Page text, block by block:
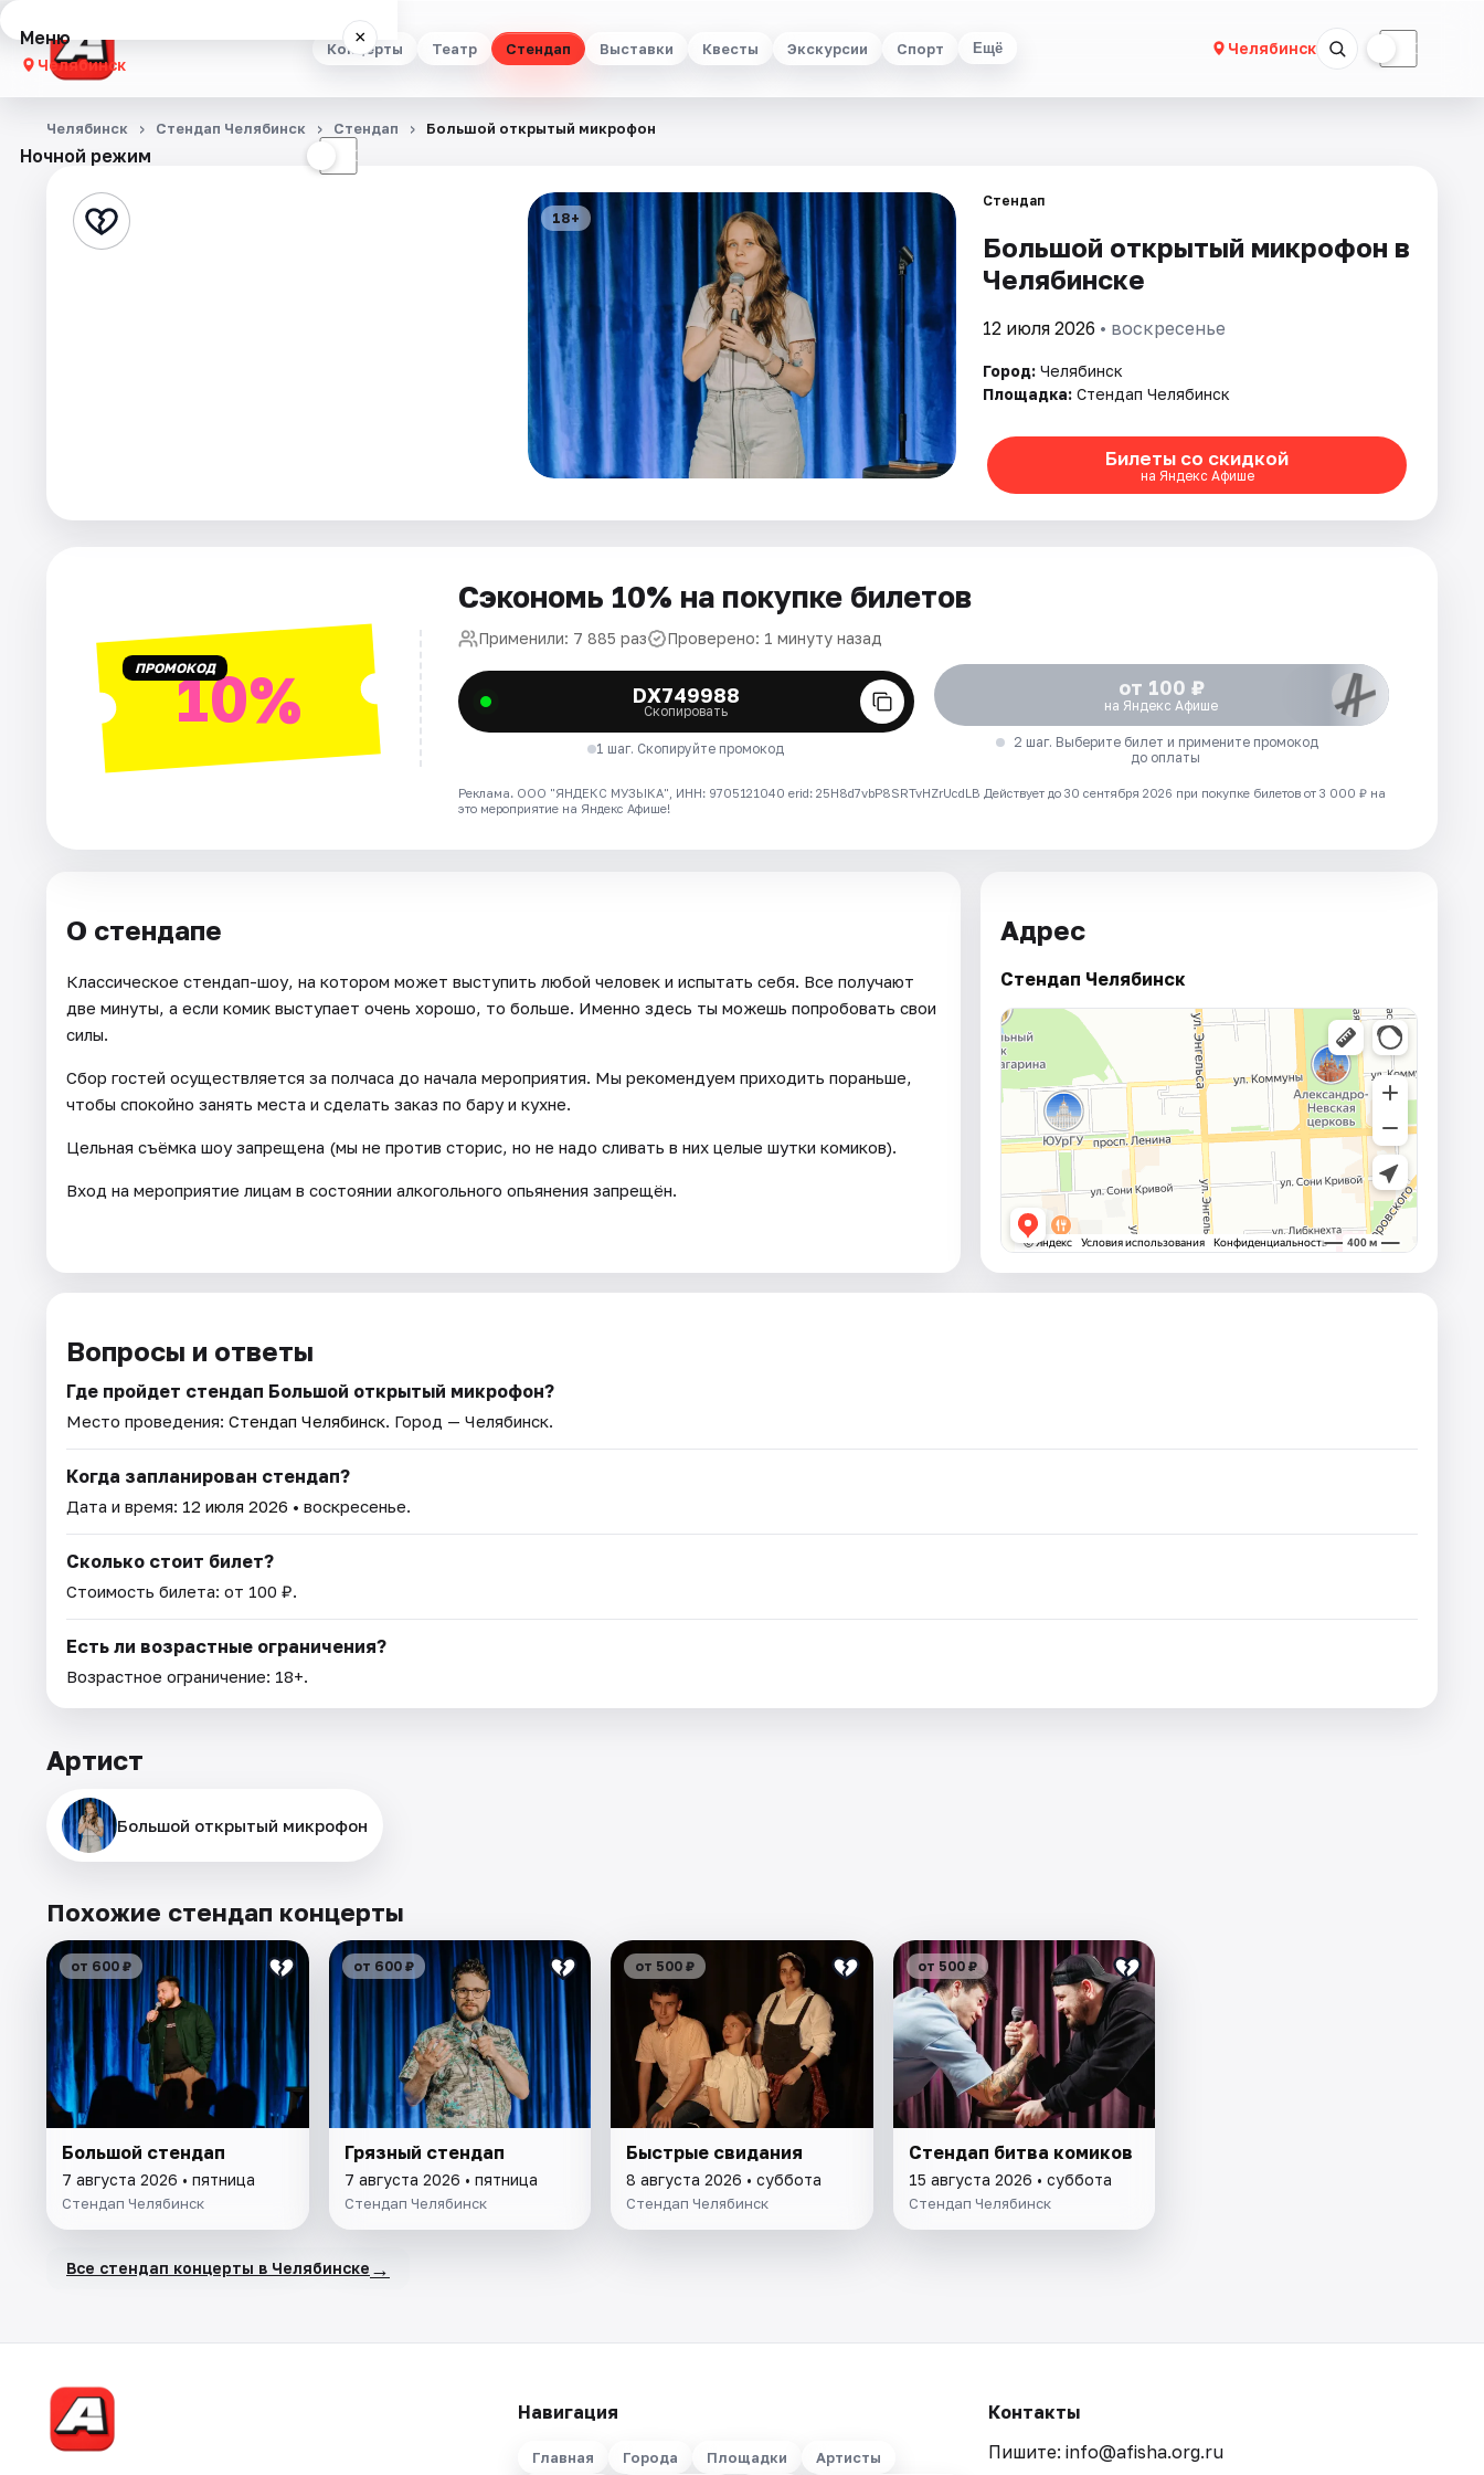
Концерты Театр Стендап Выставки Квесты Экскурсии Спорт Ещё Челябинск ☾
Меню ×
Челябинск
Концерты
Стендап
Артисты
Ночной режим ☾
Челябинск Стендап Челябинск Стендап Большой открытый микрофон
18+
Стендап
Большой открытый микрофон в
Челябинске
12 июля 2026 • воскресенье
Город: Челябинск
Площадка: Стендап Челябинск
Билеты со скидкой
на Яндекс Афише
ПРОМОКОД10%
Сэкономь 10% на покупке билетов
Применили: 7 885 раз Проверено: 1 минуту назад
DX749988
Скопировать
1 шаг. Скопируйте промокод
от 100 ₽
на Яндекс Афише
2 шаг. Выберите билет и примените промокод
до оплаты
Реклама. ООО "ЯНДЕКС МУЗЫКА", ИНН: 9705121040 erid: 25H8d7vbP8SRTvHZrUcdLB Действует до 30 сентября 2026 при покупке билетов от 3 000 ₽ на
это мероприятие на Яндекс Афише!
О стендапе
Классическое стендап-шоу, на котором может выступить любой человек и испытать себя. Все получают
две минуты, а если комик выступает очень хорошо, то больше. Именно здесь ты можешь попробовать свои
силы.
Сбор гостей осуществляется за полчаса до начала мероприятия. Мы рекомендуем приходить пораньше,
чтобы спокойно занять места и сделать заказ по бару и кухне.
Цельная съёмка шоу запрещена (мы не против сторис, но не надо сливать в них целые шутки комиков).
Вход на мероприятие лицам в состоянии алкогольного опьянения запрещён.
Адрес
Стендап Челябинск
Вопросы и ответы
Где пройдет стендап Большой открытый микрофон?
Место проведения: Стендап Челябинск. Город — Челябинск.
Когда запланирован стендап?
Дата и время: 12 июля 2026 • воскресенье.
Сколько стоит билет?
Стоимость билета: от 100 ₽.
Есть ли возрастные ограничения?
Возрастное ограничение: 18+.
Артист
Большой открытый микрофон
Похожие стендап концерты
от 600 ₽
Большой стендап
7 августа 2026 • пятница
Стендап Челябинск
от 600 ₽
Грязный стендап
7 августа 2026 • пятница
Стендап Челябинск
от 500 ₽
Быстрые свидания
8 августа 2026 • суббота
Стендап Челябинск
от 500 ₽
Стендап битва комиков
15 августа 2026 • суббота
Стендап Челябинск
Все стендап концерты в Челябинске →
Навигация
Главная Города Площадки Артисты
Контакты
Пишите: info@afisha.org.ru